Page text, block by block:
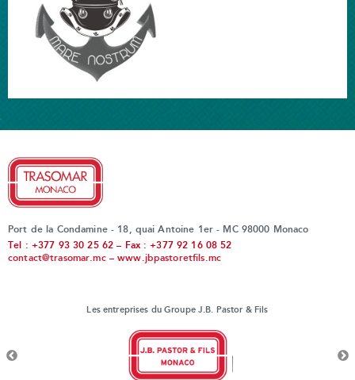
Port de la Condamine - 18, quai Antoine 1er - MC 98000 Monaco
Tel : +377 93 30 25 62 – Fax : +377 92 16 08 52
contact@trasomar.mc–www.jbpastoretfils.mc
Les entreprises du Groupe J.B. Pastor & Fils